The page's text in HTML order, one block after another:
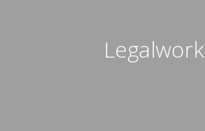
Legalwork